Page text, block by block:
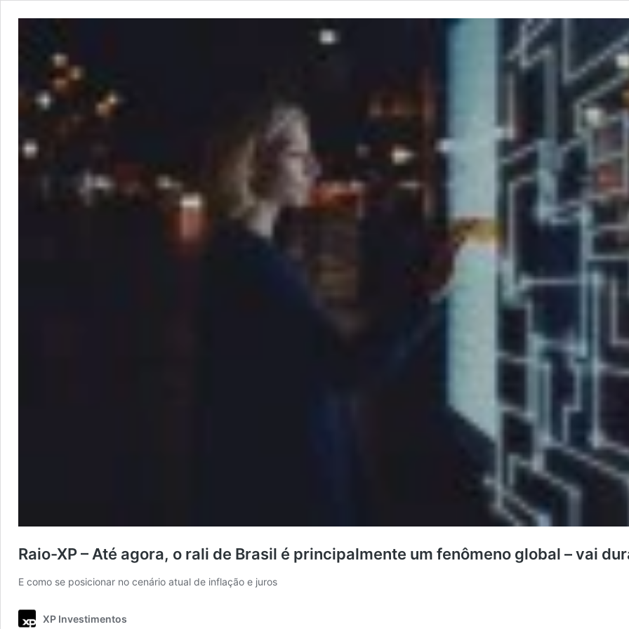
Raio-XP – Até agora, o rali de Brasil é principalmente um fenômeno global – vai
E como se posicionar no cenário atual de inflação e juros
XP Investimentos